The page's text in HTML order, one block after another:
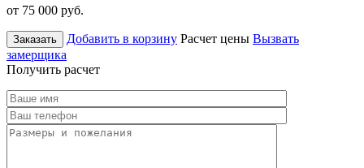
от 75 000 руб.
Заказать Добавить в корзину Расчет цены Вызвать
замерщика
Получить расчет